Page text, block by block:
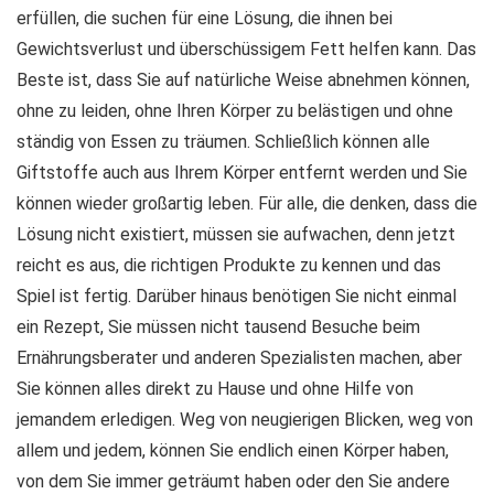
erfüllen, die suchen für eine Lösung, die ihnen bei
Gewichtsverlust und überschüssigem Fett helfen kann. Das
Beste ist, dass Sie auf natürliche Weise abnehmen können,
ohne zu leiden, ohne Ihren Körper zu belästigen und ohne
ständig von Essen zu träumen. Schließlich können alle
Giftstoffe auch aus Ihrem Körper entfernt werden und Sie
können wieder großartig leben. Für alle, die denken, dass die
Lösung nicht existiert, müssen sie aufwachen, denn jetzt
reicht es aus, die richtigen Produkte zu kennen und das
Spiel ist fertig. Darüber hinaus benötigen Sie nicht einmal
ein Rezept, Sie müssen nicht tausend Besuche beim
Ernährungsberater und anderen Spezialisten machen, aber
Sie können alles direkt zu Hause und ohne Hilfe von
jemandem erledigen. Weg von neugierigen Blicken, weg von
allem und jedem, können Sie endlich einen Körper haben,
von dem Sie immer geträumt haben oder den Sie andere